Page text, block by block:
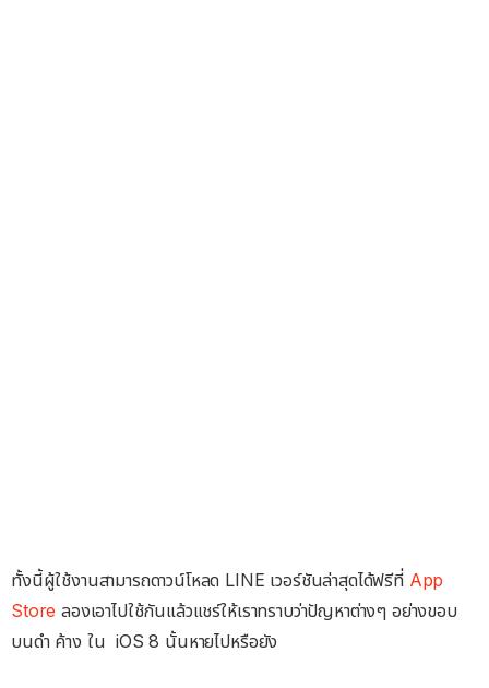
ทั้งนี้ผู้ใช้งานสามารถดาวน์โหลด LINE เวอร์ชันล่าสุดได้ฟรีที่ App
Store ลองเอาไปใช้กันแล้วแชร์ให้เราทราบว่าปัญหาต่างๆ อย่างขอบ
บนดำ ค้าง ใน iOS 8 นั้นหายไปหรือยัง